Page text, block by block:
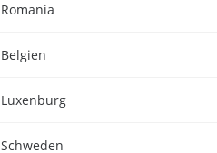
Romania
Belgien
Luxenburg
Schweden